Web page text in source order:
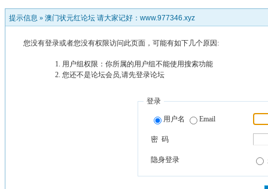
提示信息 » 澳门状元红论坛 请大家记好：www.977346.xyz
您没有登录或者您没有权限访问此页面，可能有如下几个原因:
用户组权限：你所属的用户组不能使用搜索功能
您还不是论坛会员,请先登录论坛
登录
用户名 Email
密 码
隐身登录